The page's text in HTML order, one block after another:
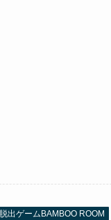
脱出ゲームBAMBOO ROOM